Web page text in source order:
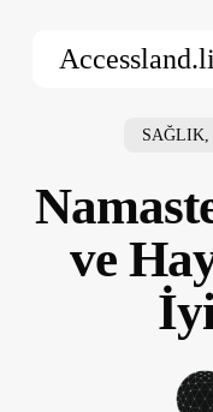
SAĞLIK,
ve